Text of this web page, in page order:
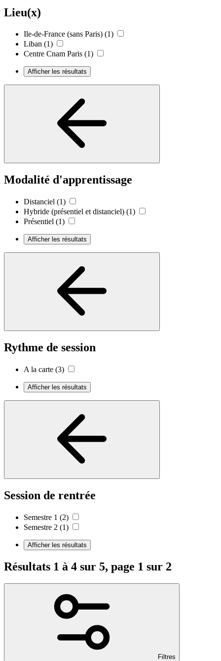
Lieu(x)
Ile-de-France (sans Paris) (1)
Liban (1)
Centre Cnam Paris (1)
Afficher les résultats
Modalité d'apprentissage
Distanciel (1)
Hybride (présentiel et distanciel) (1)
Présentiel (1)
Afficher les résultats
Rythme de session
A la carte (3)
Afficher les résultats
Session de rentrée
Semestre 1 (2)
Semestre 2 (1)
Afficher les résultats
Résultats 1 à 4 sur 5, page 1 sur 2
Filtres